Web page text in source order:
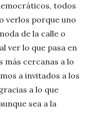
todos
verlos porque uno
de la calle o
ver lo que pasa en
más cercanas a lo
a invitados a los
a lo que
sea a la